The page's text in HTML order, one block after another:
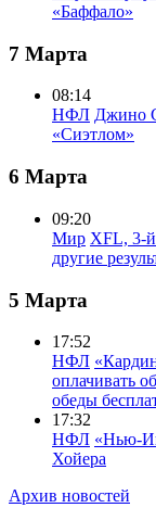
«Баффало»
7 Марта
08:14
НФЛ Джино
«Сиэтлом»
6 Марта
09:20
Мир XFL, 3-
другие
5 Марта
17:52
НФЛ
оплачивать
обеды
17:32
НФЛ «Нью-
Хойера
Архив новостей